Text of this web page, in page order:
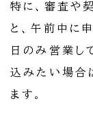
特に、審査や
と、午前中に
日のみ営業し
込みたい場合
ます。